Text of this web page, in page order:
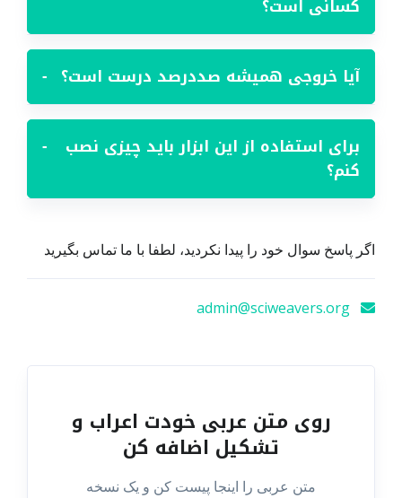
کسانی است؟
آیا خروجی همیشه صددرصد درست است؟ −
برای استفاده از این ابزار باید چیزی نصب
کنم؟
−
اگر پاسخ سوال خود را پیدا نکردید، لطفا با ما تماس بگیرید
روی متن عربی خودت اعراب و
تشکیل اضافه کن
متن عربی را اینجا پیست کن و یک نسخه